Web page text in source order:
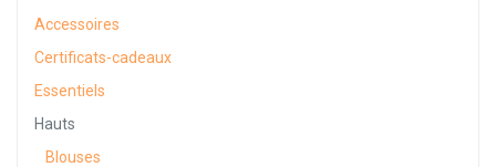
Accessoires
Certificats-cadeaux
Essentiels
Hauts
Blouses